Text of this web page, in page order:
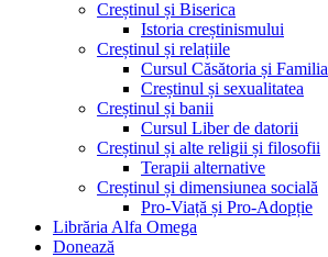
Creștinul și Biserica
Istoria creștinismului
Creștinul și relațiile
Cursul Căsătoria și Familia
Creștinul și sexualitatea
Creștinul și banii
Cursul Liber de datorii
Creștinul și alte religii și filosofii
Terapii alternative
Creștinul și dimensiunea socială
Pro-Viață și Pro-Adopție
Librăria Alfa Omega
Donează